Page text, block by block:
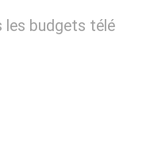
les budgets télé